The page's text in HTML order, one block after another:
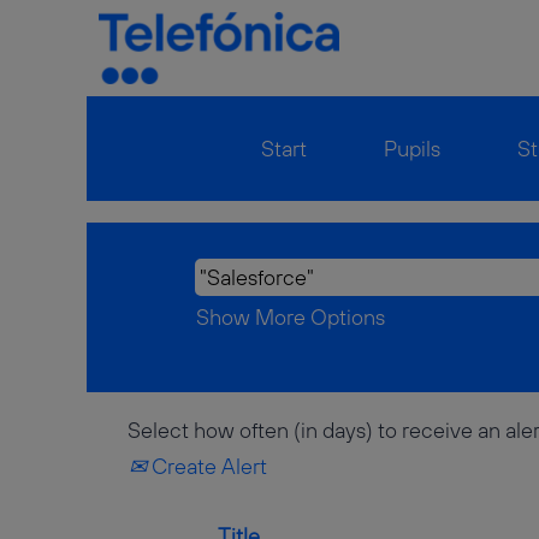
Start Pupils
Home |"Salesforce" at
Search results for
There are currently no open
Show More Options
Select how often (in days) to receive an
Create Alert